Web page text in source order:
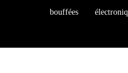
bouffées